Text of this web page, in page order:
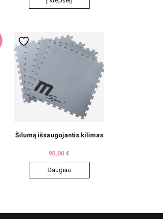
Šilumą išsaugojantis kilimas
95,00 €
Daugiau